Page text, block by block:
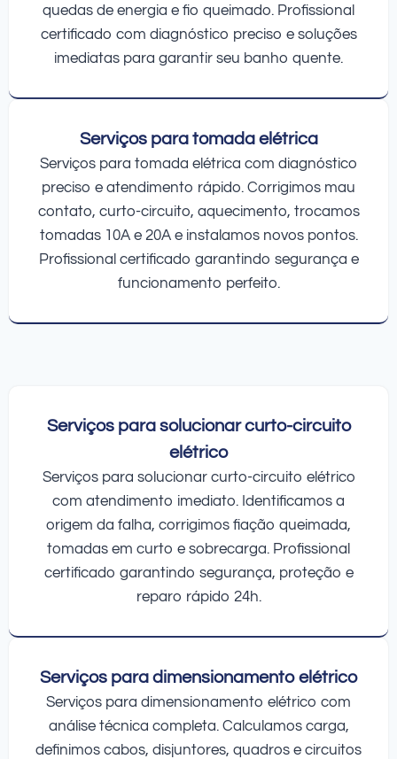
quedas de energia e fio queimado. Profissional
certificado com diagnóstico preciso e soluções
imediatas para garantir seu banho quente.
Serviços para tomada elétrica
Serviços para tomada elétrica com diagnóstico
preciso e atendimento rápido. Corrigimos mau
contato, curto-circuito, aquecimento, trocamos
tomadas 10A e 20A e instalamos novos pontos.
Profissional certificado garantindo segurança e
funcionamento perfeito.
Serviços para solucionar curto-circuito
elétrico
Serviços para solucionar curto-circuito elétrico
com atendimento imediato. Identificamos a
origem da falha, corrigimos fiação queimada,
tomadas em curto e sobrecarga. Profissional
certificado garantindo segurança, proteção e
reparo rápido 24h.
Serviços para dimensionamento elétrico
Serviços para dimensionamento elétrico com
análise técnica completa. Calculamos carga,
definimos cabos, disjuntores, quadros e circuitos